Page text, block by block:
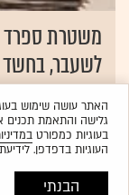
לשעבר, בחשד
600 מיליון דולר
28.01.2009 אוריאלגלישה והתאמת
בעוגיות כמפורט
העוגיות בדפדפן.
הבנתי